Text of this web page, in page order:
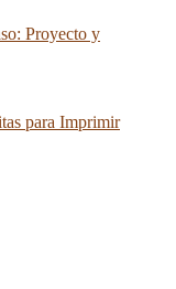
Proyecto y
para Imprimir